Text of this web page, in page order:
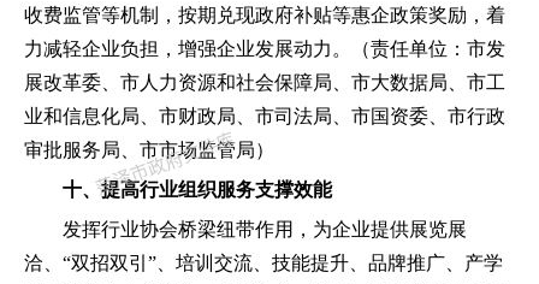
收费监管等机制
， 按期兑现政府补贴等惠企政策奖励 ， 着
力减轻企业负担 ， 增强企业发展动力。 （责任单位 ： 市发
展改革委、市人力资源和社会保障局、市大数据局、市工
业和信息化局、市财政局、市司法局、市国资委、市行政
审批服务局、市市场监管局）
十、提高行业组织服务支撑效能
发挥行业协会桥梁纽带作用 ， 为企业提供展览展
洽、 “双招双引 ” 、培训交流、技能提升、品牌推广、产学